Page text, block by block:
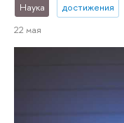
Наука
достижения
22 мая